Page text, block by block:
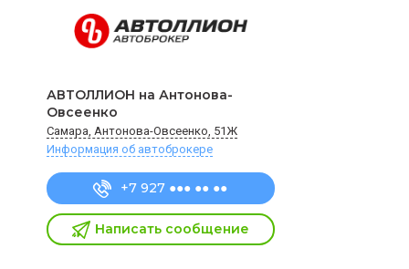
АВТОЛЛИОН на Антонова-
Овсеенко
Самара, Антонова-Овсеенко, 51Ж
Информация об автоброкере
+7 927 ●●● ●● ●●
Написать сообщение